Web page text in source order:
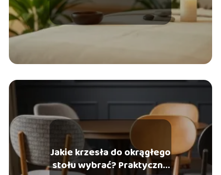
Jakie krzesła do okrągłego
stołu wybrać? Praktyczne